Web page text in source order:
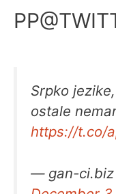
Srpko
ostale
https://t.co/
— gan-ci.biz